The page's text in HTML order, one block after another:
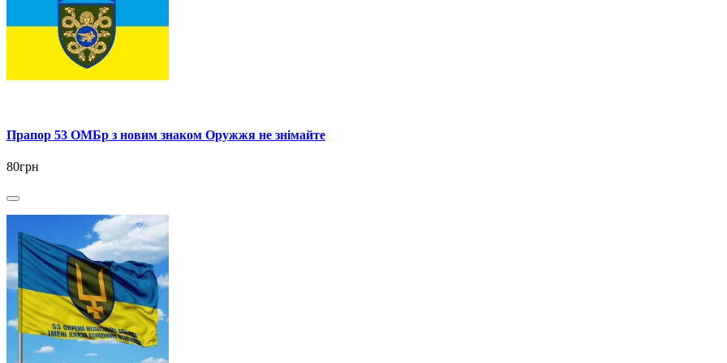
Прапор 53 ОМБр з новим знаком Оружжя не знімайте
80грн